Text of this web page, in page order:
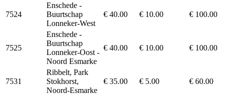
7524
Enschede -
Buurtschap
Lonneker-West
€ 40.00 € 10.00 € 100.00
7525
Enschede -
Buurtschap
Lonneker-Oost -
Noord Esmarke
€ 40.00 € 10.00 € 100.00
7531
Ribbelt, Park
Stokhorst,
Noord-Esmarke
€ 35.00 € 5.00 € 60.00